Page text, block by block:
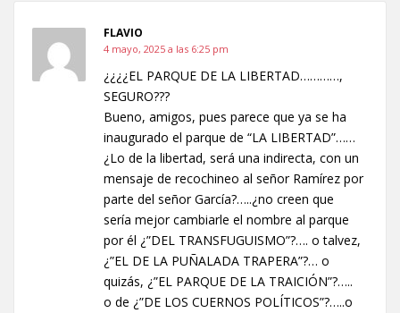
FLAVIO
4 mayo, 2025 a las 6:25 pm
¿¿¿¿EL PARQUE DE LA LIBERTAD…………,
SEGURO???
Bueno, amigos, pues parece que ya se ha
inaugurado el parque de “LA LIBERTAD”……
¿Lo de la libertad, será una indirecta, con un
mensaje de recochineo al señor Ramírez por
parte del señor García?…..¿no creen que
sería mejor cambiarle el nombre al parque
por él ¿”DEL TRANSFUGUISMO”?…. o talvez,
¿”EL DE LA PUÑALADA TRAPERA”?… o
quizás, ¿”EL PARQUE DE LA TRAICIÓN”?…..
o de ¿”DE LOS CUERNOS POLÍTICOS”?…..o